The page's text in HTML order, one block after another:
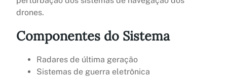
drones.
Componentes do Sistema
Radares de última geração
Sistemas de guerra eletrônica